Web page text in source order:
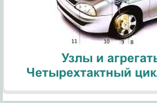
Узлы и
Четырехтактный